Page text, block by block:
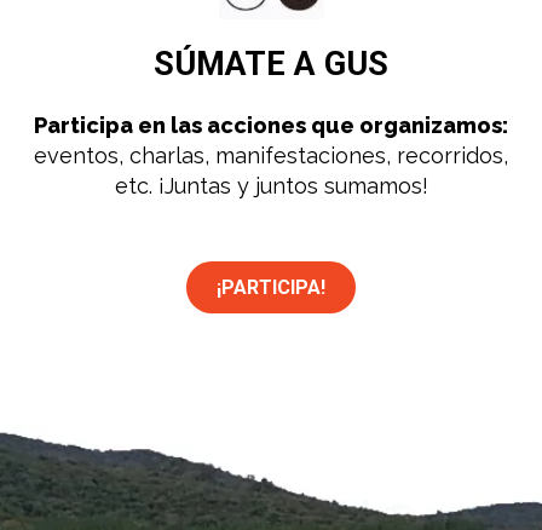
SÚMATEA GUS
Participa en las acciones que organizamos:
eventos, charlas, manifestaciones, recorridos,
etc. ¡Juntas y juntos sumamos!
¡PARTICIPA!